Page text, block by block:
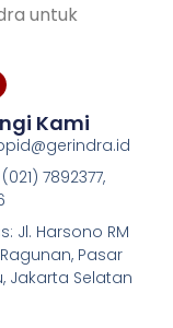
untuk
Kami
7892377,
Jl. Harsono RM
Pasar
Jakarta Selatan